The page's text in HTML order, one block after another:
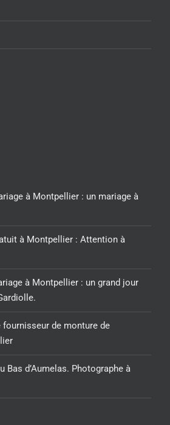
à Montpellier : un mariage à
à Montpellier : Attention à
à Montpellier : un grand jour
de monture de
Bas d’Aumelas. Photographe à